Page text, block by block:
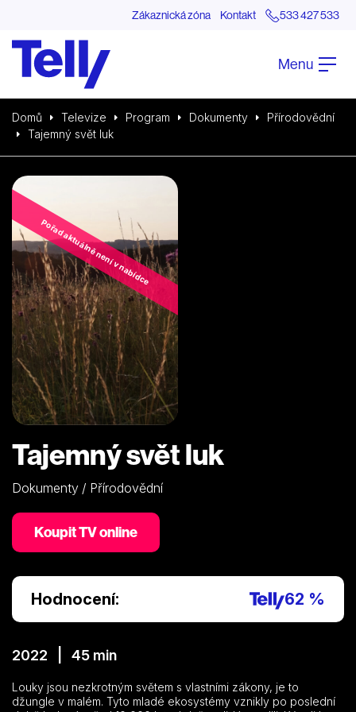
Zákaznická zóna Kontakt 533 427 533
Menu
Domů Televize Program Dokumenty
Přírodovědní
Tajemný svět luk
Pořad aktuálně není v nabídce
Tajemný svět luk
Dokumenty / Přírodovědní
Koupit TV online
Hodnocení: 62 %
2022 | 45 min
Louky jsou nezkrotným světem s vlastními zákony, je to
džungle v malém. Tyto mladé ekosystémy vznikly po poslední